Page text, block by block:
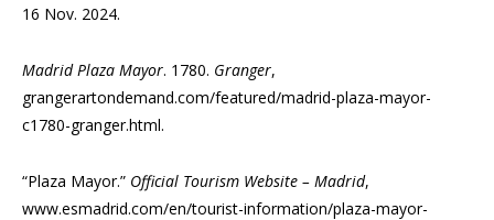
16 Nov. 2024.
Madrid Plaza Mayor. 1780. Granger,
grangerartondemand.com/featured/madrid-plaza-mayor-
c1780-granger.html.
“Plaza Mayor.” Official Tourism Website – Madrid,
www.esmadrid.com/en/tourist-information/plaza-mayor-